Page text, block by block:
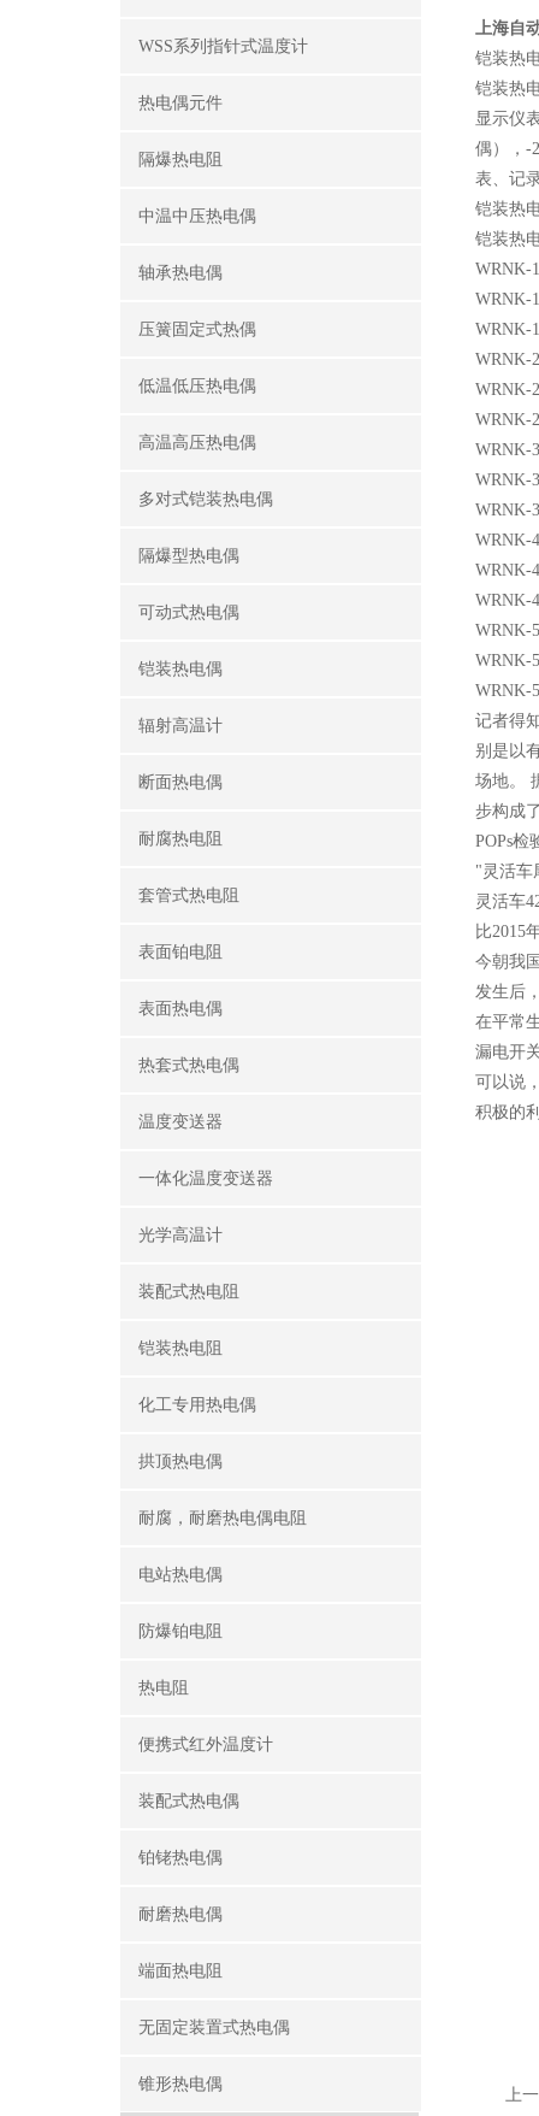
WSS系列指针式温度计
热电偶元件
隔爆热电阻
中温中压热电偶
轴承热电偶
压簧固定式热偶
低温低压热电偶
高温高压热电偶
多对式铠装热电偶
隔爆型热电偶
可动式热电偶
铠装热电偶
辐射高温计
断面热电偶
耐腐热电阻
套管式热电阻
表面铂电阻
表面热电偶
热套式热电偶
温度变送器
一体化温度变送器
光学高温计
装配式热电阻
铠装热电阻
化工专用热电偶
拱顶热电偶
耐腐，耐磨热电偶电阻
电站热电偶
防爆铂电阻
热电阻
便携式红外温度计
装配式热电偶
铂铑热电偶
耐磨热电偶
端面热电阻
无固定装置式热电偶
锥形热电偶
上海自
铠装热
铠装热
显示仪
偶），-
表、记
铠装热
铠装热
WRNK-
记者得
别是以
场地。
步构成
POPs检
"灵活车
灵活车
比2015
今朝我
发生后
在平常
漏电开
可以说
积极的
上